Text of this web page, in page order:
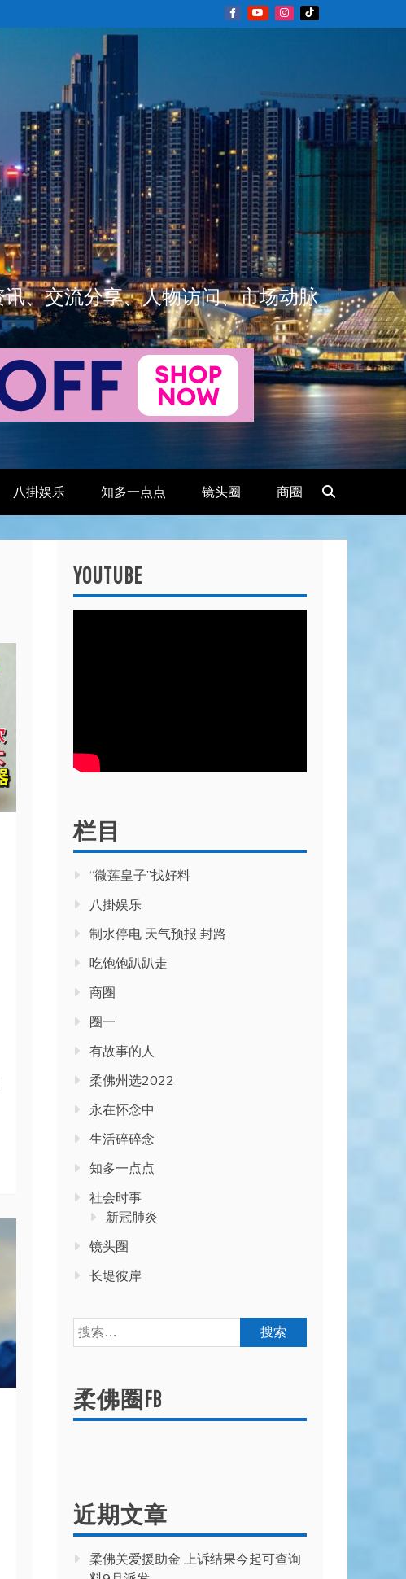
、交流分享、人物访问、市场动脉
八掛娱乐 知多一点点 镜头圈 商圈
YOUTUBE
栏目
“微莲皇子”找好料
八掛娱乐
制水停电 天气预报 封路
吃饱饱趴趴走
商圈
圈一
有故事的人
柔佛州选2022
永在怀念中
生活碎碎念
知多一点点
社会时事
新冠肺炎
镜头圈
长堤彼岸
搜
索：
柔佛圈FB
近期文章
柔佛关爱援助金 上诉结果今起可查询